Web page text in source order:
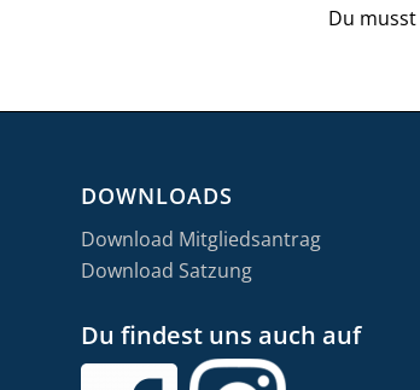
Du musst
DOWNLOADS
Download Mitgliedsantrag
Download Satzung
Du findest uns auch auf